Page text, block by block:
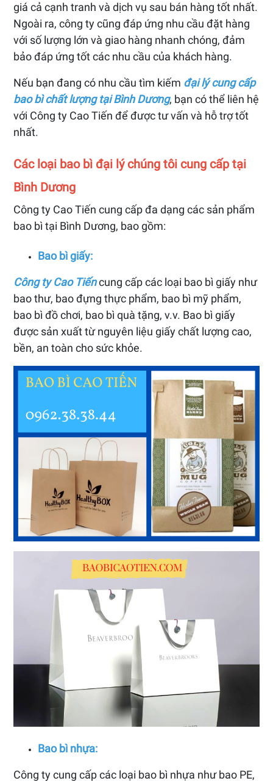
giá cả cạnh tranh và dịch vụ sau bán hàng tốt nhất.
Ngoài ra, công ty cũng đáp ứng nhu cầu đặt hàng
với số lượng lớn và giao hàng nhanh chóng, đảm
bảo đáp ứng tốt các nhu cầu của khách hàng.
Nếu bạn đang có nhu cầu tìm kiếm đại lý cung cấp
bao bì chất lượng tại Bình Dương, bạn có thể liên hệ
với Công ty Cao Tiến để được tư vấn và hỗ trợ tốt
nhất.
Các loại bao bì đại lý chúng tôi cung cấp tại
Bình Dương
Công ty Cao Tiến cung cấp đa dạng các sản phẩm
bao bì tại Bình Dương, bao gồm:
Bao bì giấy:
Công ty Cao Tiếncung cấp các loại bao bì giấy như
bao thư, bao đựng thực phẩm, bao bì mỹ phẩm,
bao bì đồ chơi, bao bì quà tặng, v.v. Bao bì giấy
được sản xuất từ nguyên liệu giấy chất lượng cao,
bền, an toàn cho sức khỏe.
Bao bì nhựa:
Công ty cung cấp các loại bao bì nhựa như bao PE,